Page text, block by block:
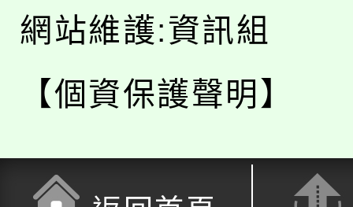
網站維護:資訊組
【個資保護聲明】